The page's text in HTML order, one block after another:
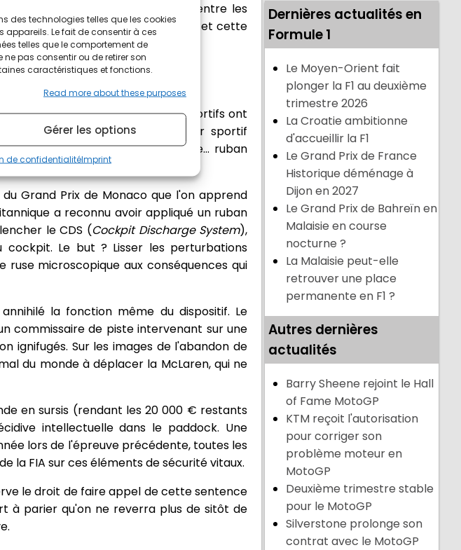
des technologies telles que les cookies
Le fait de consentir à ces
telles que le comportement de
pas consentir ou de retirer son
caractéristiques et fonctions.
Read more about these purposes
Gérer les options
de confidentialitéImprint
technique ! Décidément, entre les
la position en grille de départ, et cette
en urgence, les commissaires sportifs ont
d'experts de la FIA (directeur sportif
hybrides) pour une affaire de... ruban
Grand Prix de Monaco que l'on apprend
a reconnu avoir appliqué un ruban
le CDS (Cockpit Discharge System),
Le but ? Lisser les perturbations
microscopique aux conséquences qui
la fonction même du dispositif. Le
commissaire de piste intervenant sur une
ignifugés. Sur les images de l'abandon de
du monde à déplacer la McLaren, qui ne
en sursis (rendant les 20 000 € restants
intellectuelle dans le paddock. Une
lors de l'épreuve précédente, toutes les
la FIA sur ces éléments de sécurité vitaux.
le droit de faire appel de cette sentence
à parier qu'on ne reverra plus de sitôt de
Dernières actualités en
Formule 1
Le Moyen-Orient fait
plonger la F1 au deuxième
trimestre 2026
La Croatie ambitionne
d'accueillir la F1
Le Grand Prix de France
Historique déménage à
Dijon en 2027
Le Grand Prix de Bahreïn en
Malaisie en course
nocturne ?
La Malaisie peut-elle
retrouver une place
permanente en F1 ?
Autres dernières
actualités
Barry Sheene rejoint le Hall
of Fame MotoGP
KTM reçoit l'autorisation
pour corriger son
problème moteur en
MotoGP
Deuxième trimestre stable
pour le MotoGP
Silverstone prolonge son
contrat avec le MotoGP